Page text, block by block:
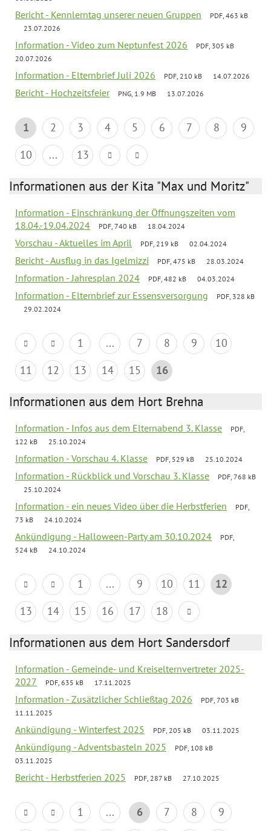
Bericht - Kennlerntag unserer neuen Gruppen
PDF, 463 kB
23.07.2026
Information - Video zum Neptunfest 2026
PDF, 305 kB
20.07.2026
Information - Elternbrief Juli 2026 PDF, 210 kB 14.07.2026
Bericht - Hochzeitsfeier PNG, 1.9 MB 13.07.2026
1 2 3 4 5 6 7 8
9
10
... 13
Informationen aus der Kita "Max und Moritz"
Information - Einschränkung der Öffnungszeiten vom
18.04.-19.04.2024
PDF, 740 kB 18.04.2024
Vorschau - Aktuelles im April PDF, 219 kB 02.04.2024
Bericht - Ausflug in das Igelmizzi PDF, 475 kB 28.03.2024
Information - Jahresplan 2024 PDF, 482 kB 04.03.2024
Information - Elternbrief zur Essensversorgung
PDF, 328 kB
29.02.2024
1 ... 7 8 9
10
11
12 13 14 15 16
Informationen aus dem Hort Brehna
Information - Infos aus dem Elternabend 3. Klasse
PDF,
122 kB
25.10.2024
Information - Vorschau 4. Klasse PDF, 529 kB 25.10.2024
Information - Rückblick und Vorschau 3. Klasse
PDF, 768 kB
25.10.2024
Information - ein neues Video über die Herbstferien
PDF,
73 kB
24.10.2024
Ankündigung - Halloween-Party am 30.10.2024
PDF,
524 kB
24.10.2024
1 ... 9 10 11
12
13
14 15 16 17 18
Informationen aus dem Hort Sandersdorf
Information - Gemeinde- und Kreiselternvertreter 2025-
2027
PDF, 635 kB 17.11.2025
Information - Zusätzlicher Schließtag 2026
PDF, 703 kB
11.11.2025
Ankündigung - Winterfest 2025 PDF, 205 kB 03.11.2025
Ankündigung - Adventsbasteln 2025
PDF, 108 kB
03.11.2025
Bericht - Herbstferien 2025 PDF, 287 kB 27.10.2025
1 ... 6 7 8
9